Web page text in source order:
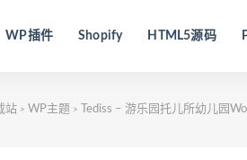
WP插件 Shopify HTML5源码
站 > WP主题 > Tediss – 游乐园托儿所幼儿园